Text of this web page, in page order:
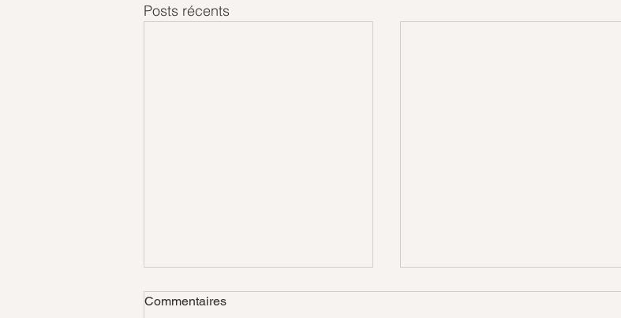
Posts récents
Commentaires